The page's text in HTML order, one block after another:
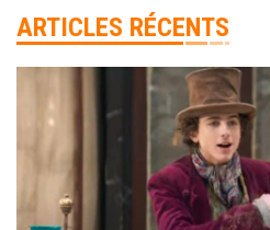
ARTICLES RÉCENTS